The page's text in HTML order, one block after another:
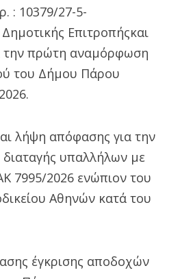
: 10379/27-5-
Επιτροπήςκαι
την πρώτη αναμόρφωση
του Δήμου Πάρου
λήψη απόφασης για την
υπαλλήλων με
7995/2026 ενώπιον του
Αθηνών κατά του
έγκρισης αποδοχών